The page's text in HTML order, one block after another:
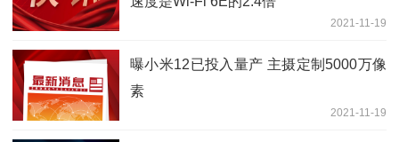
2021-11-19
曝小米12已投入量产 主摄定制5000万像
素
2021-11-19